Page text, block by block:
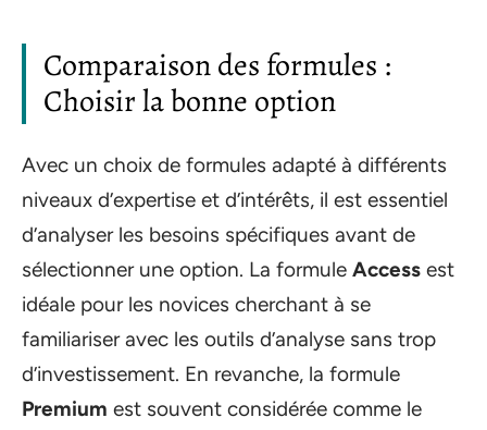
Comparaison des formules :
Choisir la bonne option
Avec un choix de formules adapté à différents
niveaux d’expertise et d’intérêts, il est essentiel
d’analyser les besoins spécifiques avant de
sélectionner une option. La formule Access est
idéale pour les novices cherchant à se
familiariser avec les outils d’analyse sans trop
d’investissement. En revanche, la formule
Premium est souvent considérée comme le